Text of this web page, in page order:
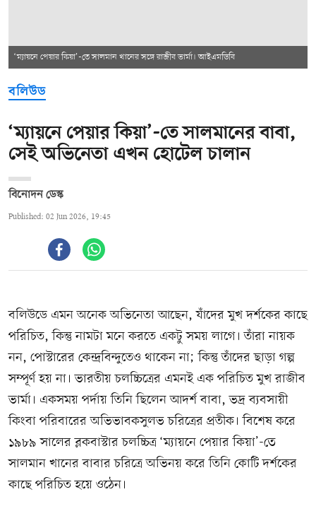
‘ম্যায়নে পেয়ার কিয়া’-তে সালমান খানের সঙ্গে রাজীব ভার্মা। আইএমডিবি
বলিউড
‘ম্যায়নে পেয়ার কিয়া’-তে সালমানের বাবা,
সেই অভিনেতা এখন হোটেল চালান
বিনোদন ডেস্ক
Published: 02 Jun 2026, 19:45
বলিউডে এমন অনেক অভিনেতা আছেন, যাঁদের মুখ দর্শকের কাছে
পরিচিত, কিন্তু নামটা মনে করতে একটু সময় লাগে। তাঁরা নায়ক
নন, পোস্টারের কেন্দ্রবিন্দুতেও থাকেন না; কিন্তু তাঁদের ছাড়া গল্প
সম্পূর্ণ হয় না। ভারতীয় চলচ্চিত্রের এমনই এক পরিচিত মুখ রাজীব
ভার্মা। একসময় পর্দায় তিনি ছিলেন আদর্শ বাবা, ভদ্র ব্যবসায়ী
কিংবা পরিবারের অভিভাবকসুলভ চরিত্রের প্রতীক। বিশেষ করে
১৯৮৯ সালের ব্লকবাস্টার চলচ্চিত্র ‘ম্যায়নে পেয়ার কিয়া’-তে
সালমান খানের বাবার চরিত্রে অভিনয় করে তিনি কোটি দর্শকের
কাছে পরিচিত হয়ে ওঠেন।